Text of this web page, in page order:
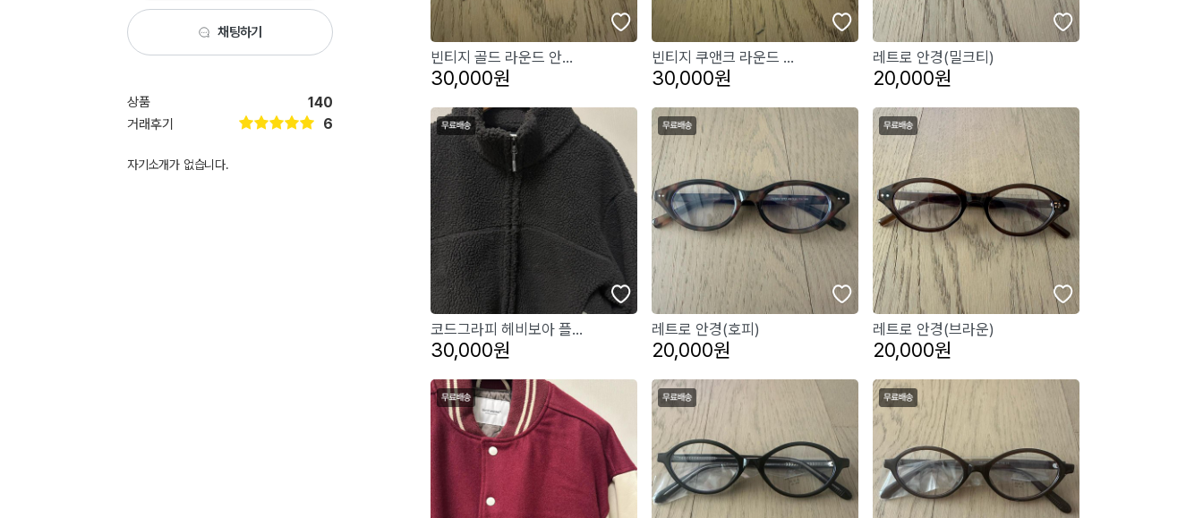
채팅하기
상품 140
거래후기 6
자기소개가 없습니다.
빈티지 골드 라운드 안...
30,000원
빈티지 쿠앤크 라운드 ...
30,000원
레트로 안경(밀크티)
20,000원
코드그라피 헤비보아 플...
30,000원
레트로 안경(호피)
20,000원
레트로 안경(브라운)
20,000원